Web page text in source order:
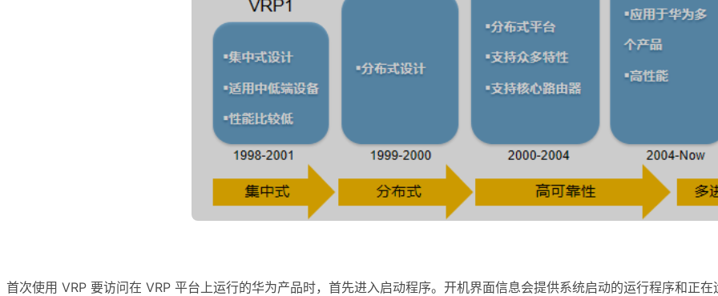
首次使用 VRP 要访问在 VRP 平台上运行的华为产品时，首先进入启动程序。开机界面信息会提供系统启动的运行程序和正